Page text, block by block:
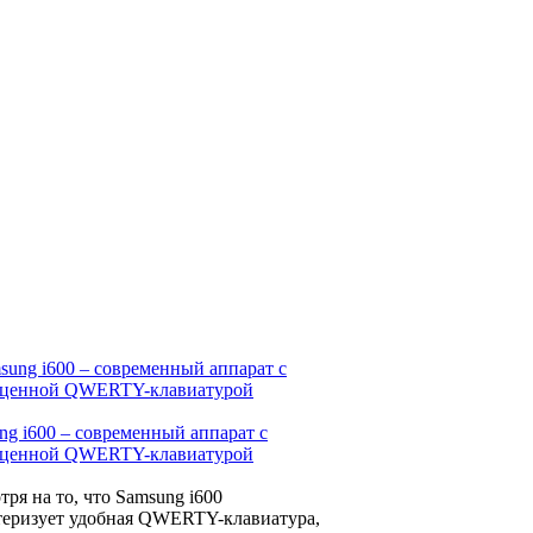
i600 – современный аппарат с
QWERTY-клавиатурой
на то, что Samsung i600
удобная QWERTY-клавиатура,